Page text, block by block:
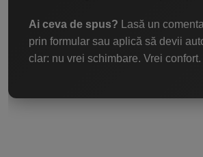
Ai ceva de spus? Lasă un
prin formular sau aplică să devii
clar: nu vrei schimbare. Vrei confort.